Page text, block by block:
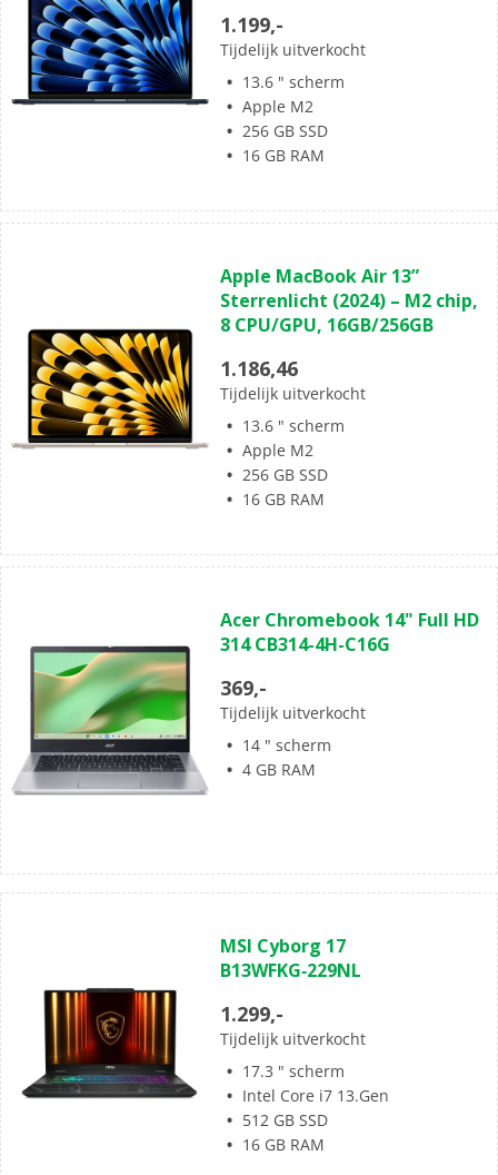
1.199,-
Tijdelijk uitverkocht
13.6 " scherm
Apple M2
256 GB SSD
16 GB RAM
van
de
5
Apple MacBook Air 13”
Sterrenlicht (2024) – M2 chip,
8 CPU/GPU, 16GB/256GB
1.186,46
Tijdelijk uitverkocht
13.6 " scherm
Apple M2
256 GB SSD
16 GB RAM
van
de
sterren.
Acer Chromebook 14" Full HD
314 CB314-4H-C16G
369,-
Tijdelijk uitverkocht
14 " scherm
4 GB RAM
van
de
sterren.
MSI Cyborg 17
B13WFKG‑229NL
1.299,-
Tijdelijk uitverkocht
17.3 " scherm
Intel Core i7 13.Gen
512 GB SSD
16 GB RAM